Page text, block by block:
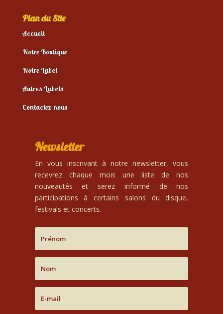
Plan du Site
Accueil
Notre Boutique
Notre Label
Autres Labels
Contactez-nous
Newsletter
En vous inscrivant à notre newsletter, vous
recevrez chaque mois une liste de nos
nouveautés et serez informé de nos
participations à certains salons du disque,
festivals et concerts.